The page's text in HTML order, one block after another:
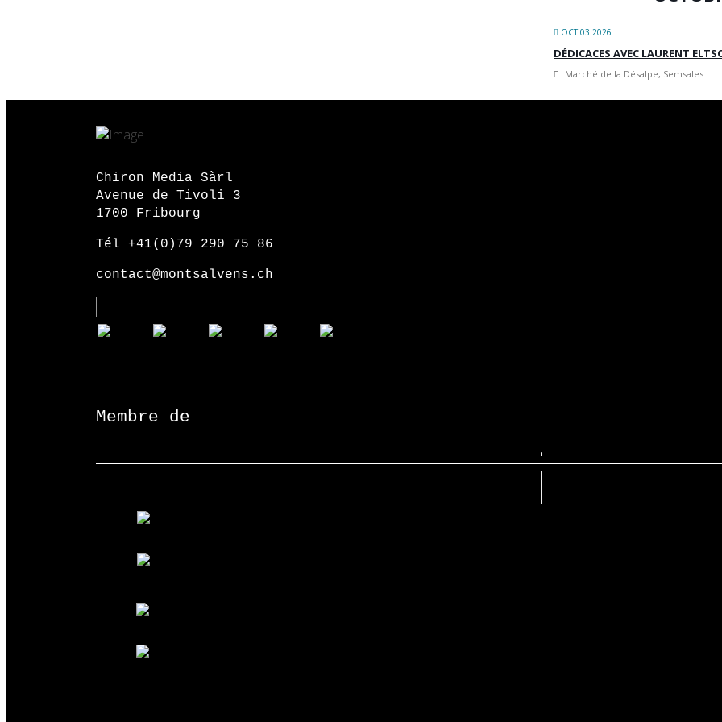
OCT 03 2026
DÉDICACES AVEC LAURENT
Marché de la Désalpe, Semsales
Chiron Media Sàrl
Avenue de Tivoli 3
1700 Fribourg
Tél +41(0)79 290 75 86
contact@montsalvens.ch
Membre de